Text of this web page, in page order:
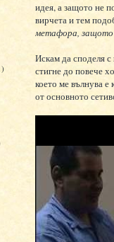
идея, а защото не
вирчета и тем
метафора, защото
Искам да споделя с
стигне до повече
което ме вълнува
от основното